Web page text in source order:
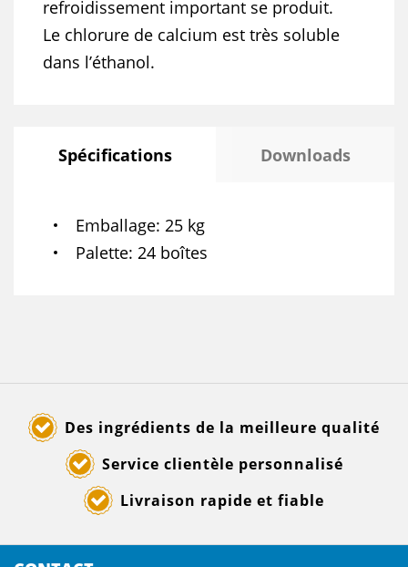
refroidissement important se produit.
Le chlorure de calcium est très soluble
dans l’éthanol.
Spécifications Downloads
Emballage 25 kg
Palette 24 boîtes
Des ingrédients de la meilleure qualité
Service clientèle personnalisé
Livraison rapide et fiable